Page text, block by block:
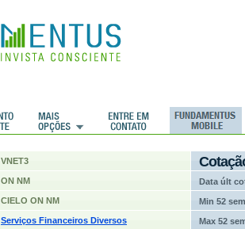
VNET3
ON NM Data últ
CIELO ON NM Min 52 sem
Serviços Financeiros Diversos Max 52